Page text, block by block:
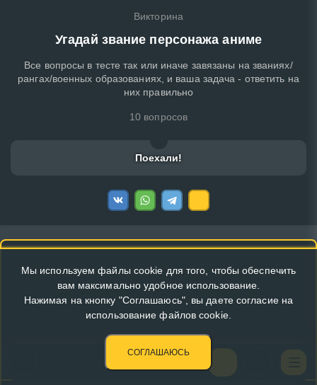
Викторина
Угадай звание персонажа аниме
Все вопросы в тесте так или иначе завязаны на званиях/
рангах/военных образованиях, и ваша задача - ответить на
них правильно
10 вопросов
Поехали!
Мы используем файлы cookie для того, чтобы обеспечить
вам максимально удобное использование.
Нажимая на кнопку "Соглашаюсь", вы даете согласие на
использование файлов cookie.
СОГЛАШАЮСЬ